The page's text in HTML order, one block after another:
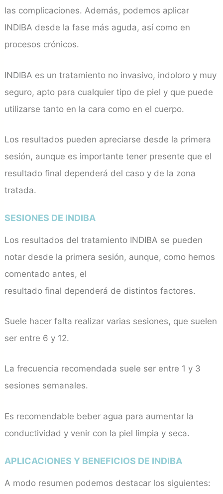
las complicaciones. Además, podemos aplicar
INDIBA desde la fase más aguda, así como en
procesos crónicos.
INDIBA es un tratamiento no invasivo, indoloro y muy
seguro, apto para cualquier tipo de piel y que puede
utilizarse tanto en la cara como en el cuerpo.
Los resultados pueden apreciarse desde la primera
sesión, aunque es importante tener presente que el
resultado final dependerá del caso y de la zona
tratada.
SESIONES DE INDIBA
Los resultados del tratamiento INDIBA se pueden
notar desde la primera sesión, aunque, como hemos
comentado antes, el
resultado final dependerá de distintos factores.
Suele hacer falta realizar varias sesiones, que suelen
ser entre 6 y 12.
La frecuencia recomendada suele ser entre 1 y 3
sesiones semanales.
Es recomendable beber agua para aumentar la
conductividad y venir con la piel limpia y seca.
APLICACIONES Y BENEFICIOS DE INDIBA
A modo resumen podemos destacar los siguientes: